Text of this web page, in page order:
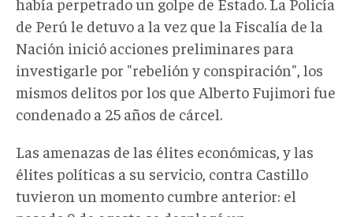
de Perú le detuvo a la vez que la Fiscalía de la
Nación inició acciones preliminares para
investigarle por "rebelión y conspiración", los
mismos delitos por los que Alberto Fujimori fue
condenado a 25 años de cárcel.
Las amenazas de las élites económicas, y las
élites políticas a su servicio, contra Castillo
tuvieron un momento cumbre anterior: el